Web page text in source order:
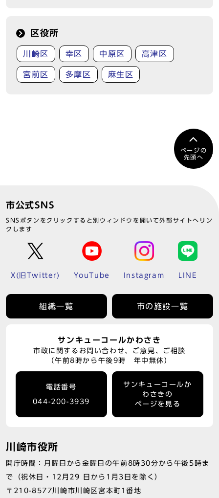
区役所
川崎区 幸区 中原区 高津区
宮前区 多摩区 麻生区
ページの
先頭へ
市公式SNS
SNSボタンをクリックすると別ウィンドウを開いて外部サイトへリン
クします
X(旧Twitter) YouTube Instagram LINE
組織一覧 市の施設一覧
サンキューコールかわさき
市政に関するお問い合わせ、ご意見、ご相談
（午前8時から午後9時 年中無休）
電話番号
044-200-3939
サンキューコールか
わさきの
ページを見る
川崎市役所
開庁時間：月曜日から金曜日の午前8時30分から午後5時ま
で（祝休日・12月29 日から1月3日を除く）
〒210-8577川崎市川崎区宮本町1番地